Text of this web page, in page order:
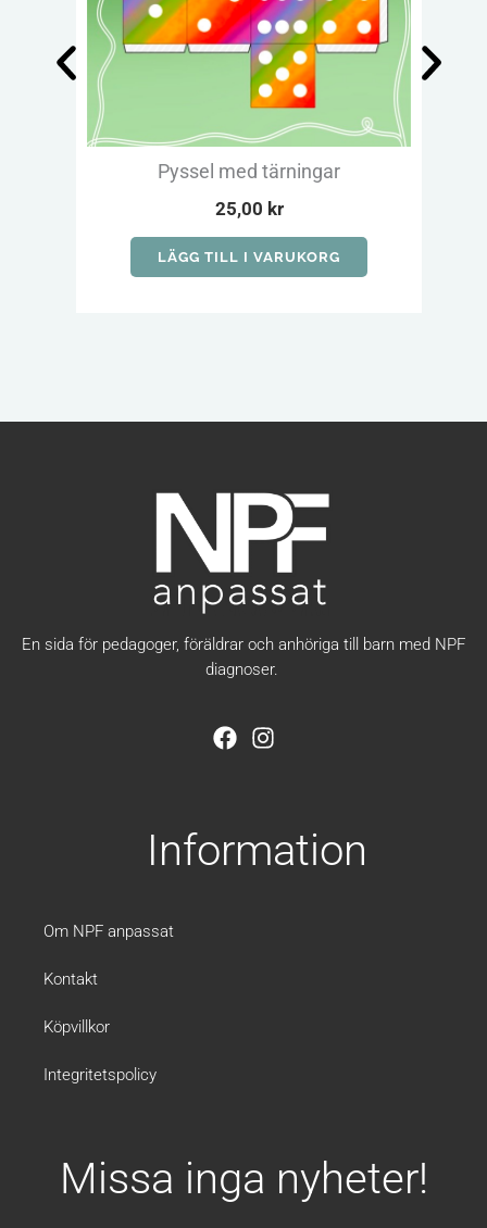
Pyssel med tärningar
25,00 kr
LÄGG TILL I VARUKORG
En sida för pedagoger, föräldrar och anhöriga till barn med NPF
diagnoser.
F
o
I
g
Information
Om NPF anpassat
Kontakt
Köpvillkor
Integritetspolicy
Missa inga nyheter!